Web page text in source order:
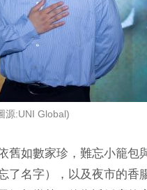
源:UNI Global)
舊如數家珍，難忘小籠包
了名字），以及夜市的香